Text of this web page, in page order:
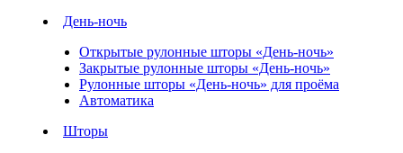
День-ночь
Открытые рулонные шторы «День-ночь»
Закрытые рулонные шторы «День-ночь»
Рулонные шторы «День-ночь» для проёма
Автоматика
Шторы